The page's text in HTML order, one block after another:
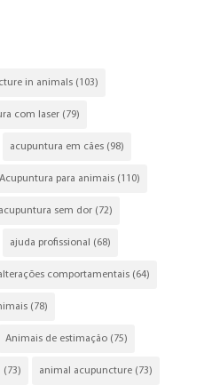
in animals(103)
com laser(79)
acupuntura em cães(98)
Acupuntura para animais(110)
acupuntura sem dor(72)
ajuda profissional (68)
comportamentais(64)
(78)
Animais de estimação(75)
(73) animal acupuncture(73)